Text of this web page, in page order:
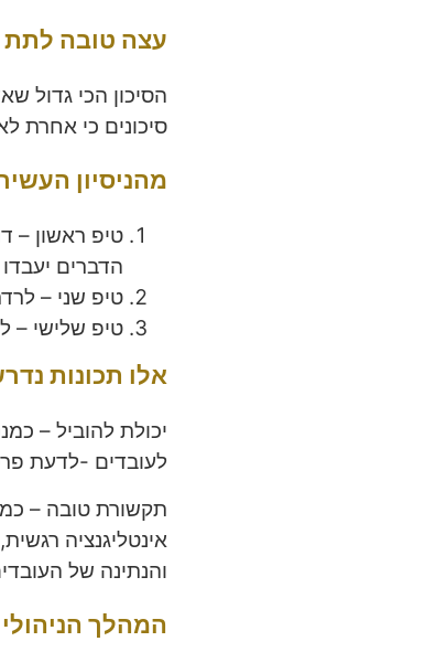
עצה טובה לתת
הסיכון הכי גדול
סיכונים כי אחרת
מהניסיון העשיר שלך, 3 טיפים
טיפ ראשון –
הדברים
טיפ שני –
טיפ שלישי –
אלו תכונות
יכולת להוביל –
לעובדים -לדעת
תקשורת טובה –
אינטליגנציה
והנתינה של
המהלך